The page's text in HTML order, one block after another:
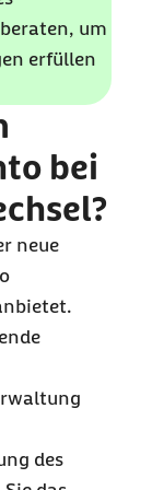
und zur
Vorstände
vereinbar und
um
erfüllen
bei
neue
des